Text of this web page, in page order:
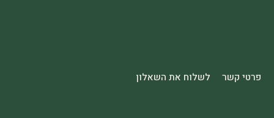
פרטי קשר לשלוח את השאלון